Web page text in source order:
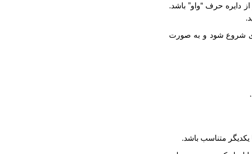
دایره حرف “واو” باشد.
شروع شود و به صورت
متناسب باشد.